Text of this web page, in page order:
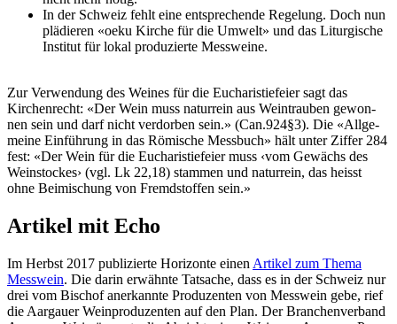
In der Schweiz fehlt eine entsprechende Regelung. Doch nun
plädieren «oeku Kirche für die Umwelt» und das Litur­gis­che
Insti­tut für lokal pro­duzierte Mess­weine.
Zur Ver­wen­dung des Weines für die Eucharistiefeier sagt das
Kirchen­recht: «Der Wein muss natur­rein aus Wein­trauben gewon­
nen sein und darf nicht ver­dor­ben sein.» (Can.924§3). Die «All­ge­
meine Ein­führung in das Römis­che Mess­buch» hält unter Zif­fer 284
fest: «Der Wein für die Eucharistiefeier muss ‹vom Gewächs des
Wein­stock­es› (vgl. Lk 22,18) stam­men und natur­rein, das heisst
ohne Beimis­chung von Fremd­stof­fen sein.»
Artikel mit Echo
Im Herb­st 2017 pub­lizierte Hor­i­zonte einen Artikel zum The­ma
Mess­wein. Die darin erwäh­nte Tat­sache, dass es in der Schweiz nur
drei vom Bischof anerkan­nte Pro­duzen­ten von Mess­wein gebe, rief
die Aar­gauer Wein­pro­duzen­ten auf den Plan. Der Branchen­ver­band